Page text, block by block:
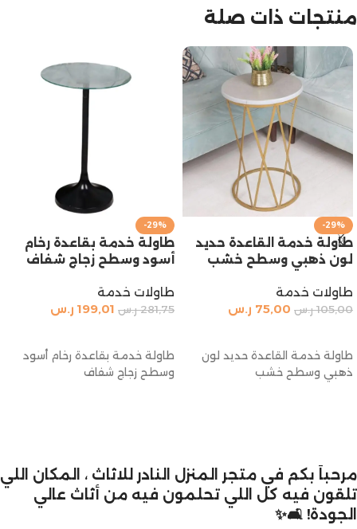
منتجات ذات صلة
-29%
طاولة خدمة القاعدة حديد
لون ذهبي وسطح خشب
طاولات خدمة
105,00 ر.س 75,00 ر.س
طاولة خدمة القاعدة حديد لون
ذهبي وسطح خشب
-29%
طاولة خدمة بقاعدة رخام
أسود وسطح زجاج شفاف
طاولات خدمة
281,75 ر.س 199,01 ر.س
طاولة خدمة بقاعدة رخام أسود
وسطح زجاج شفاف
مرحباً بكم في متجر المنزل النادر للاثاث ، المكان اللي
تلقون فيه كل اللي تحلمون فيه من أثاث عالي
الجودة! 🛋️✨